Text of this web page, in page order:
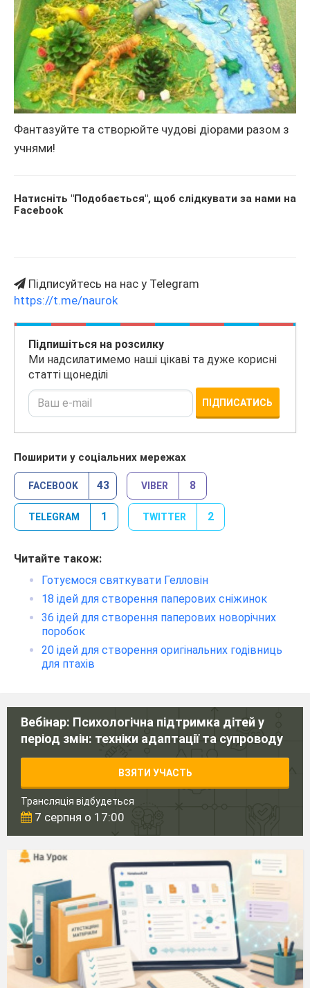
Фантазуйте та створюйте чудові діорами разом з
учнями!
Натисніть "Подобається", щоб слідкувати за нами на
Facebook
Підписуйтесь на нас у Telegram
https://t.me/naurok
Підпишіться на розсилку
Ми надсилатимемо наші цікаві та дуже корисні
статті щонеділі
ПІДПИСАТИСЬ
Поширити у соціальних мережах
FACEBOOK 43 VIBER 8
TELEGRAM 1 TWITTER 2
Читайте також:
Готуємося святкувати Гелловін
18 ідей для створення паперових сніжинок
36 ідей для створення паперових новорічних
поробок
20 ідей для створення оригінальних годівниць
для птахів
Вебінар: Психологічна підтримка дітей у
період змін: техніки адаптації та супроводу
ВЗЯТИ УЧАСТЬ
Трансляція відбудеться
7 серпня о 17:00